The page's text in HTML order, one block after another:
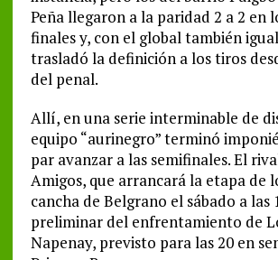
Peña llegaron a la paridad 2 a 2 en
finales y, con el global también
trasladó la definición a los tiros
del penal.
Allí, en una serie interminable de
equipo “aurinegro” terminó
par avanzar a las semifinales. El
Amigos, que arrancará la etapa de
cancha de Belgrano el sábado a las
preliminar del enfrentamiento de
Napenay, previsto para las 20 en